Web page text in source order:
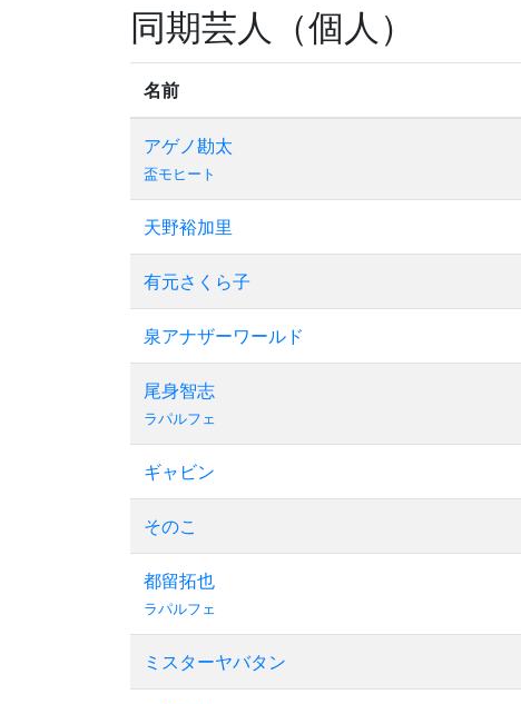
同期芸人（個人）
名前
アゲノ勘太
盃モヒート
天野裕加里
有元さくら子
泉アナザーワールド
尾身智志
ラパルフェ
ギャビン
そのこ
都留拓也
ラパルフェ
ミスターヤバタン